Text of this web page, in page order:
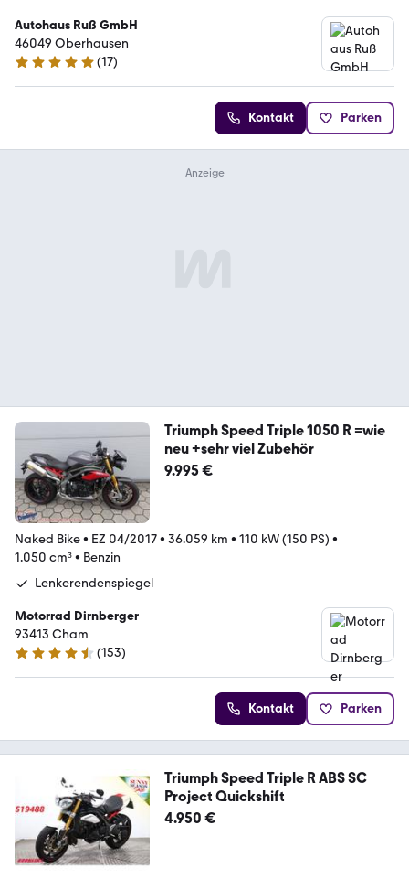
Autohaus Ruß GmbH
46049 Oberhausen
5 Sterne
(17)
Kontakt Parken
Triumph Speed Triple 1050 R =wie
neu +sehr viel Zubehör
9.995 €
Naked Bike• EZ 04/2017• 36.059 km • 110 kW (150 PS) •
1.050 cm³• Benzin
Lenkerendenspiegel
Motorrad Dirnberger
93413 Cham
4.7 Sterne
(153)
Kontakt Parken
Triumph Speed Triple R ABS SC
Project Quickshift
4.950 €